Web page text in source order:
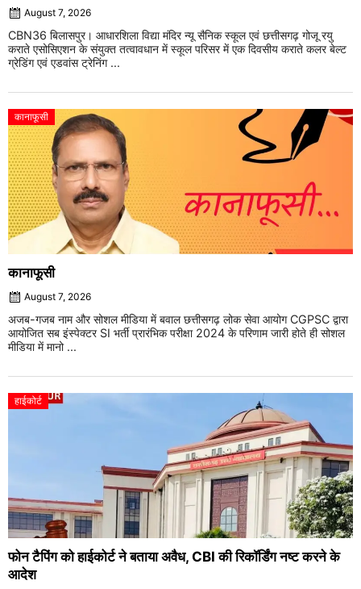
August 7, 2026
CBN36 बिलासपुर। आधारशिला विद्या मंदिर न्यू सैनिक स्कूल एवं छत्तीसगढ़ गोजू रयु
कराते एसोसिएशन के संयुक्त तत्वावधान में स्कूल परिसर में एक दिवसीय कराते कलर बेल्ट
ग्रेडिंग एवं एडवांस ट्रेनिंग ...
कानाफूसी
कानाफूसी
August 7, 2026
अजब-गजब नाम और सोशल मीडिया में बवाल छत्तीसगढ़ लोक सेवा आयोग CGPSC द्वारा
आयोजित सब इंस्पेक्टर SI भर्ती प्रारंभिक परीक्षा 2024 के परिणाम जारी होते ही सोशल
मीडिया में मानो ...
हाईकोर्ट
फोन टैपिंग को हाईकोर्ट ने बताया अवैध, CBI की रिकॉर्डिंग नष्ट करने के
आदेश